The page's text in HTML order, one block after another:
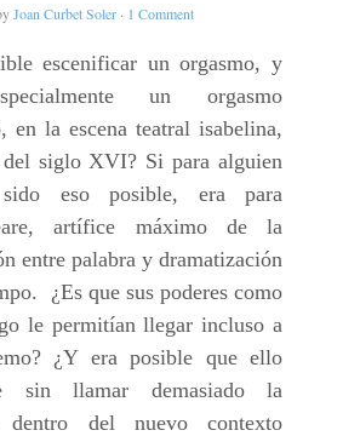
Joan Curbet Soler · 1 Comment
escenificar un orgasmo, y
un orgasmo
en la escena teatral isabelina,
siglo XVI? Si para alguien
sido eso posible, era para
artífice máximo de la
entre palabra y dramatización
¿Es que sus poderes como
le permitían llegar incluso a
¿Y era posible que ello
sin llamar demasiado la
dentro del nuevo contexto